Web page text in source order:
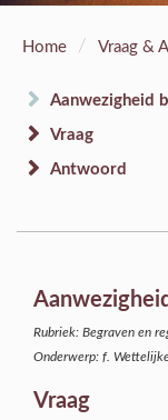
Home / Vraag &
Aanwezigheid
Vraag
Antwoord
Rubriek: Begraven en
Onderwerp: f.
Vraag